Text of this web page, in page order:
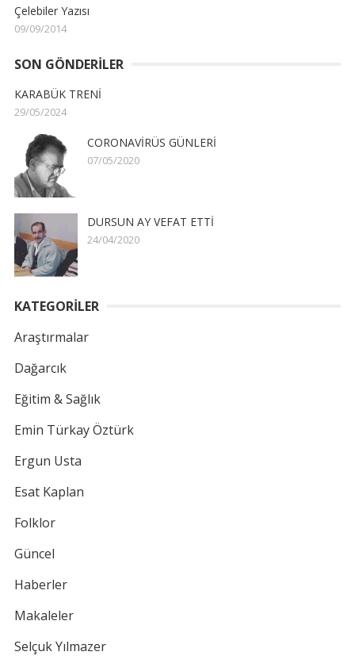
Çelebiler Yazısı
09/09/2014
SON GÖNDERILER
KARABÜK TRENİ
29/05/2024
CORONAVİRÜS GÜNLERİ
07/05/2020
DURSUN AY VEFAT ETTİ
24/04/2020
KATEGORİLER
Araştırmalar
Dağarcık
Eğitim & Sağlık
Emin Türkay Öztürk
Ergun Usta
Esat Kaplan
Folklor
Güncel
Haberler
Makaleler
Selçuk Yılmazer